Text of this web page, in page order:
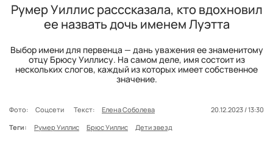
Румер Уиллис расссказала, кто вдохновил
ее назвать дочь именем Луэтта
Выбор имени для первенца — дань уважения ее знаменитому
отцу Брюсу Уиллису. На самом деле, имя состоит из
нескольких слогов, каждый из которых имеет собственное
значение.
Фото: Соцсети Текст: Елена Соболева
20.12.2023 / 13:30
Теги:
Румер Уиллис Брюс Уиллис Дети звезд